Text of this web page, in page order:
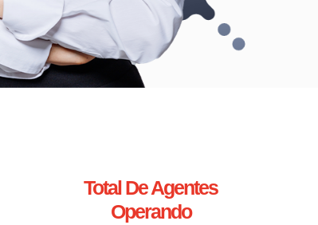
Total De Agentes
Operando